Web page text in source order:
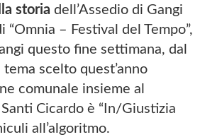
storia dell’Assedio di Gangi
“Omnia – Festival del Tempo”,
questo fine settimana, dal
scelto quest’anno
comunale insieme al
Cicardo è “In/Giustizia
all’algoritmo.